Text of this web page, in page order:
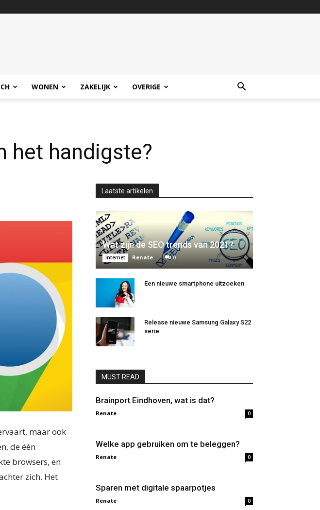
WONEN ZAKELIJK OVERIGE
het handigste?
maar ook
de één
browsers, en
zich. Het
Laatste artikelen
Wat zijn de SEO trends van 2021?
Internet Renate 0
Een nieuwe smartphone uitzoeken
Release nieuwe Samsung Galaxy S22
serie
MUST READ
Brainport Eindhoven, wat is dat?
Renate 0
Welke app gebruiken om te beleggen?
Renate 0
Sparen met digitale spaarpotjes
Renate 0